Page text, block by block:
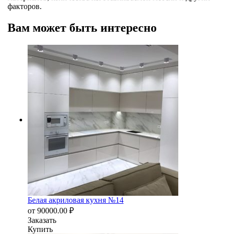
факторов.
Вам может быть интересно
Белая акриловая кухня №14
от 90000.00 ₽
Заказать
Купить